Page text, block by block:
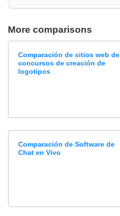
More comparisons
Comparación de sitios web de
concursos de creación de
logotipos
Comparación de Software de
Chat en Vivo